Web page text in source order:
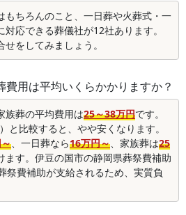
もちろんのこと、一日葬や火葬式・一
応できる葬儀社が12社あります。
をしてみましょう。
費用は平均いくらかかりますか？
族葬の平均費用は25～38万円です。
）と比較すると、やや安くなります。
、一日葬なら16万円～、家族葬は25
ます。伊豆の国市の静岡県葬祭費補助
祭費補助が支給されるため、実質負